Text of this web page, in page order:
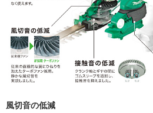
風切音の低減